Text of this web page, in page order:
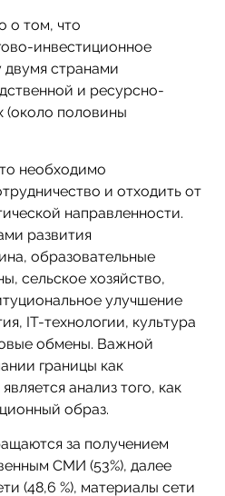
о том, что
инвестиционное
странами
и ресурсно-
(около половины
необходимо
и отходить от
направленности.
развития
образовательные
сельское хозяйство,
улучшение
IT-технологии, культура
обмены. Важной
границы как
анализ того, как
образ.
за получением
СМИ (53%), далее
(48,6 %), материалы сети